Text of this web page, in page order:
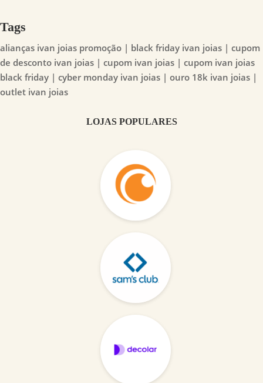
Tags
alianças ivan joias promoção | black friday ivan joias | cupom
de desconto ivan joias | cupom ivan joias | cupom ivan joias
black friday | cyber monday ivan joias | ouro 18k ivan joias |
outlet ivan joias
LOJAS POPULARES